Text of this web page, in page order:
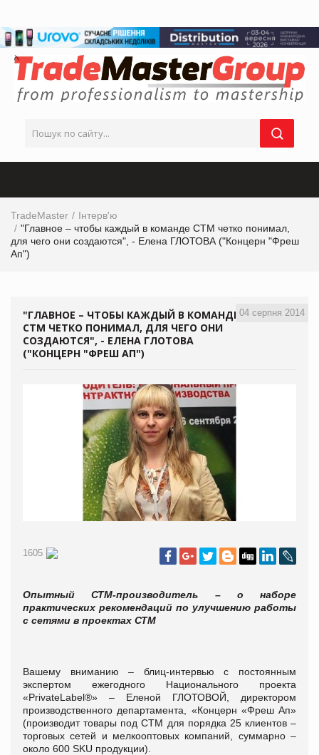
TradeMaster
Інтерв'ю
"Главное – чтобы каждый в команде СТМ четко понимал,
для чего они создаются", - Елена ГЛОТОВА ("Концерн "Фреш
Ап")
04 серпня 2014
"ГЛАВНОЕ – ЧТОБЫ КАЖДЫЙ В КОМАНДЕ
СТМ ЧЕТКО ПОНИМАЛ, ДЛЯ ЧЕГО ОНИ
СОЗДАЮТСЯ", - ЕЛЕНА ГЛОТОВА
("КОНЦЕРН "ФРЕШ АП")
1605
Опытный СТМ-производитель – о наборе
практических рекомендаций по улучшению работы
с сетями в проектах СТМ
Вашему вниманию – блиц-интервью с постоянным
экспертом ежегодного Национального проекта
«PrivateLabel®» – Еленой ГЛОТОВОЙ, директором
производственного департамента, «Концерн «Фреш Ап»
(производит товары под СТМ для порядка 25 клиентов –
торговых сетей и мелкооптовых компаний, суммарно –
около 600 SKU продукции).